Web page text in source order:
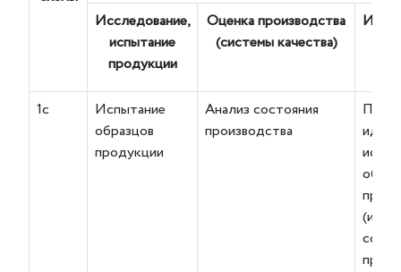
Исследование,
испытание
продукции
Оценка производства
(системы качества)
1с
Испытание
образцов
продукции
Анализ состояния
производства
(или)